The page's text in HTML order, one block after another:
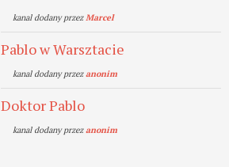
kanal dodany przezMarcel
Pablo w Warsztacie
kanal dodany przezanonim
Doktor Pablo
kanal dodany przezanonim